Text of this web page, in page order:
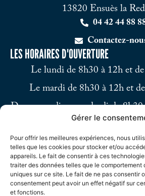
Gérer le
Pour offrir les meilleures expériences, nous
telles que les cookies pour stocker et/ou
appareils. Le fait de consentir à ces
traiter des données telles que le comportement
uniques sur ce site. Le fait de ne pas consentir
consentement peut avoir un effet négatif sur
et fonctions.
13820 Ensuès la
04 42 44 88
Contactez-
LES HORAIRES D'OUVERTURE
Le lundi de 8h30 à 12h et
Le mardi de 8h30 à 12h et
Du mercredi au vendredi de
Le samedi de 9h à